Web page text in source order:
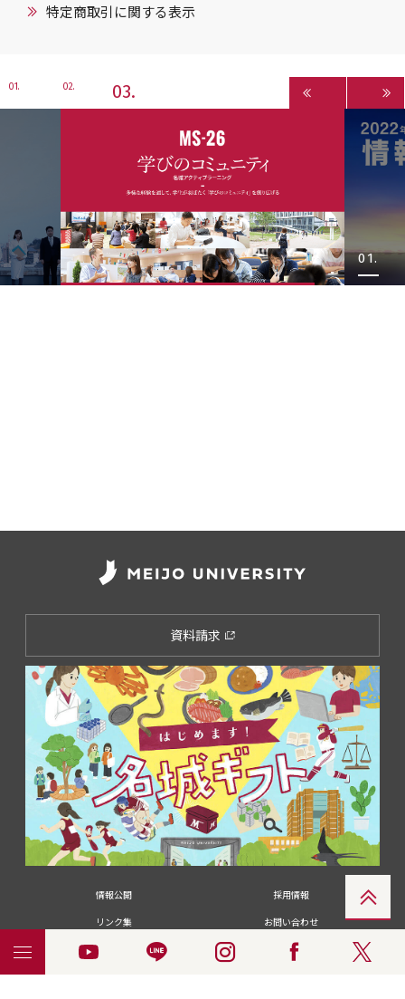
特定商取引に関する表示
1 2 3
資料請求
情報公開
採用情報
リンク集
お問い合わせ
メディアの皆さま
卒業生の皆さま